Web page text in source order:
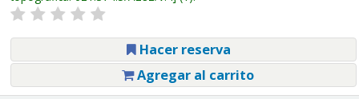
Hacer reserva
Agregar al carrito